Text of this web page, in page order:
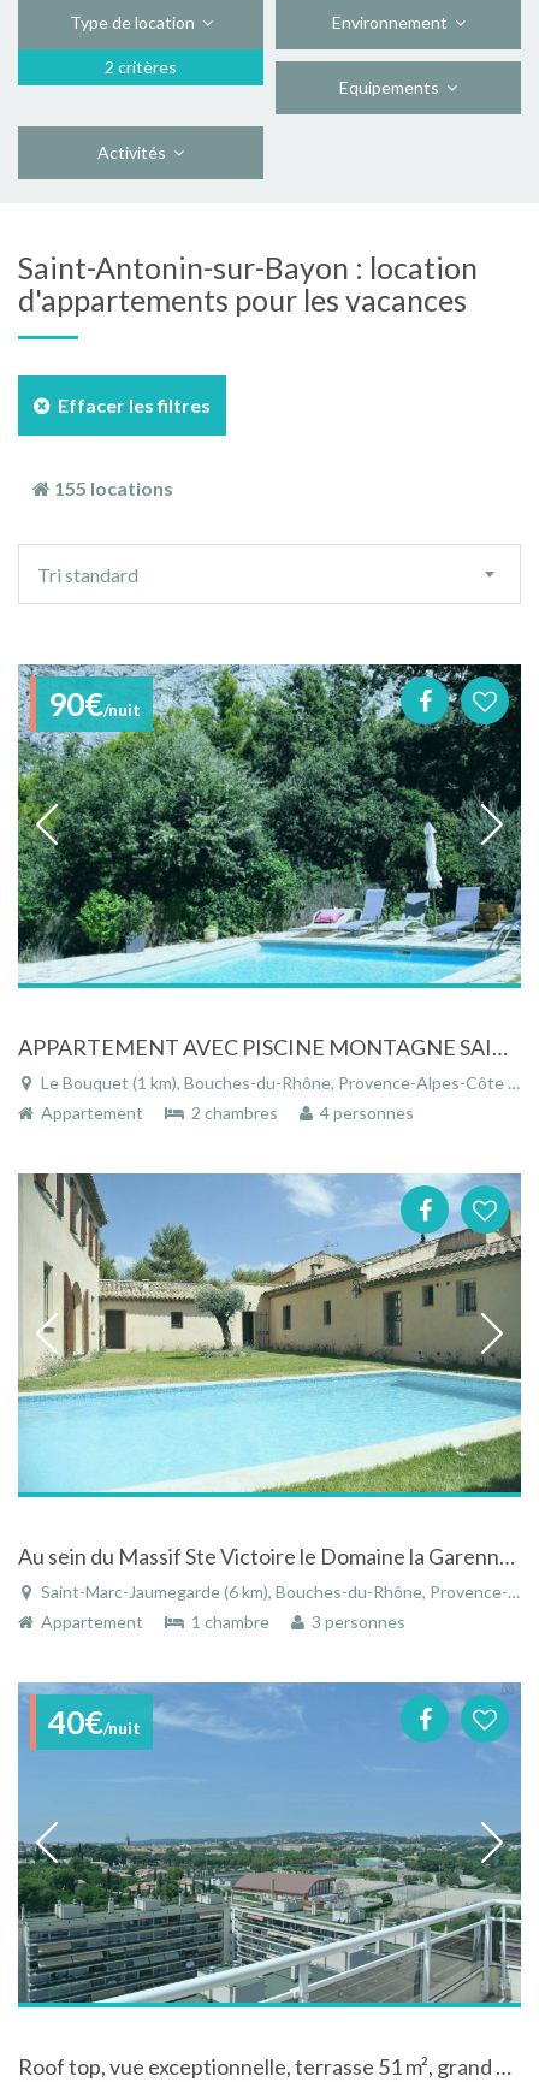
Type de location
2 critères
Environnement
Equipements
Activités
Saint-Antonin-sur-Bayon : location
d'appartements pour les vacances
Effacer les filtres
155 locations
tri
Tri standard
90€/nuit
APPARTEMENT AVEC PISCINE MONTAGNE SAINTE VICTOIRE
Le Bouquet (1 km), Bouches-du-Rhône, Provence-Alpes-Côte d'Azur, France
Appartement
2 chambres 4 personnes
Au sein du Massif Ste Victoire le Domaine la Garenne 4 Appartements de prestige avec Piscine
Saint-Marc-Jaumegarde (6 km), Bouches-du-Rhône, Provence-Alpes-Côte d'Azur, France
Appartement
1 chambre 3 personnes
40€/nuit
Roof top, vue exceptionnelle, terrasse 51 m², grand 2 pièces + piscine, WiFi,